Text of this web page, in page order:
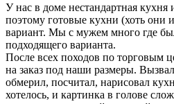
У нас в доме нестандартная кухня
поэтому готовые кухни (хоть
вариант. Мы с мужем много где
подходящего варианта.
После всех походов по торговым
на заказ под наши размеры.
обмерил, посчитал, нарисовал
хотелось, и картинка в голове